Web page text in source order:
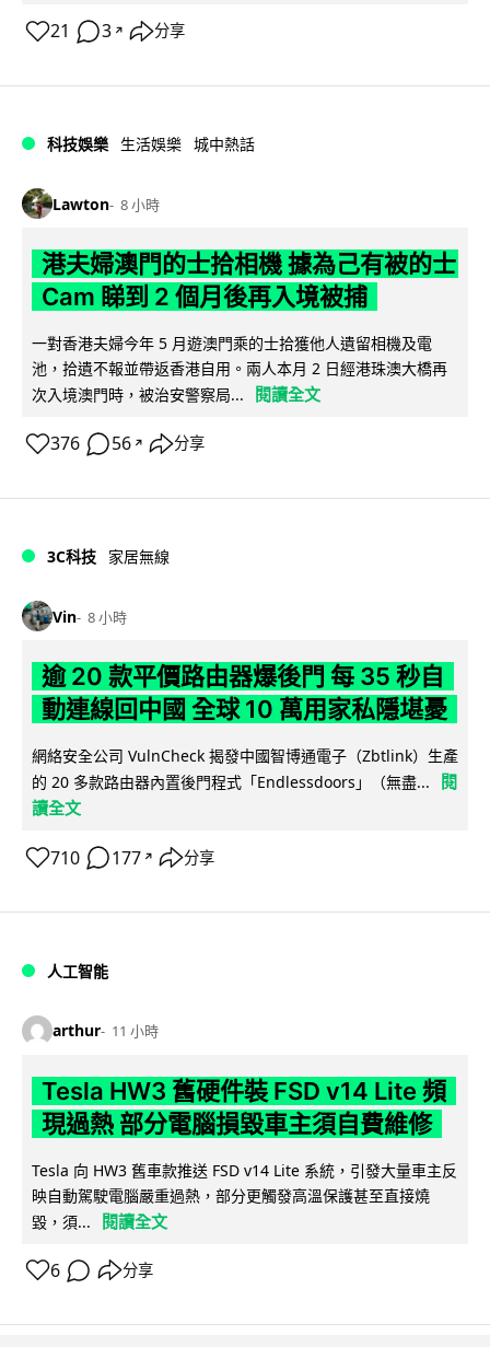
21 3 ↗ 分享
科技娛樂 生活娛樂 城中熱話
Lawton 8 小時
港夫婦澳門的士拾相機 據為己有被的士
Cam 睇到 2 個月後再入境被捕
一對香港夫婦今年 5 月遊澳門乘的士拾獲他人遺留相機及電
池，拾遺不報並帶返香港自用。兩人本月 2 日經港珠澳大橋再
次入境澳門時，被治安警察局...
閱讀全文
376 56 ↗ 分享
3C科技 家居無線
Vin 8 小時
逾 20 款平價路由器爆後門 每 35 秒自
動連線回中國 全球 10 萬用家私隱堪憂
網絡安全公司 VulnCheck 揭發中國智博通電子（Zbtlink）生產
的 20 多款路由器內置後門程式「Endlessdoors」（無盡...
閱
讀全文
710 177 ↗ 分享
人工智能
arthur 11 小時
Tesla HW3 舊硬件裝 FSD v14 Lite 頻
現過熱 部分電腦損毀車主須自費維修
Tesla 向 HW3 舊車款推送 FSD v14 Lite 系統，引發大量車主反
映自動駕駛電腦嚴重過熱，部分更觸發高溫保護甚至直接燒
毀，須...
閱讀全文
6 分享